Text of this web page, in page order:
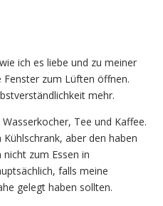
ich es liebe und zu meiner
zum Lüften öffnen.
mehr.
Tee und Kaffee.
aber den haben
zum Essen in
falls meine
gelegt haben sollten.